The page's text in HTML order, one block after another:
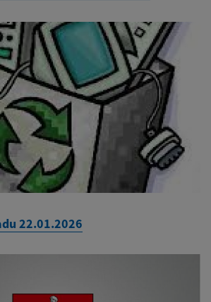
22.01.2026